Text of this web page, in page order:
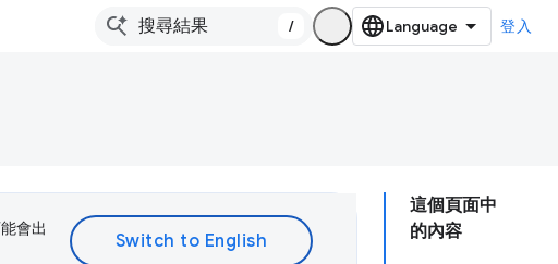
/ 登入
這個頁面中
的內容
會出